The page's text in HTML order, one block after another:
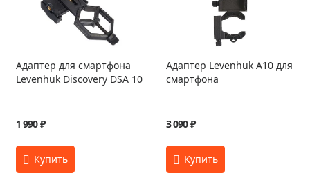
Адаптер для смартфона
Levenhuk Discovery DSA 10
1 990 ₽
Адаптер Levenhuk A10 для
смартфона
3 090 ₽